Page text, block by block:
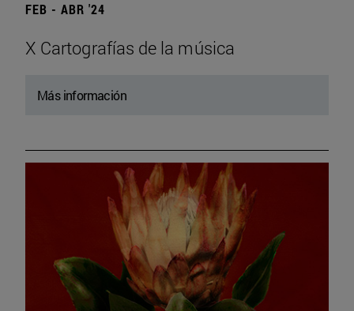
FEB - ABR '24
X Cartografías de la música
Más información